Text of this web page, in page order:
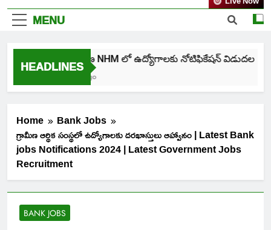
MENU
HEADLINES
తెలంగాణ NHM లో ఉద్యోగాలకు నోటిఫికేషన్ విడుదల
Home
Bank Jobs
గ్రామీణ ఆర్థిక సంస్థలో ఉద్యోగాలకు దరఖాస్తులు ఆహ్వానం | Latest Bank
jobs Notifications 2024 | Latest Government Jobs
Recruitment
BANK JOBS